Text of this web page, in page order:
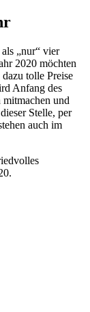
„nur“ vier
2020 möchten
tolle Preise
Anfang des
und
Stelle, per
auch im